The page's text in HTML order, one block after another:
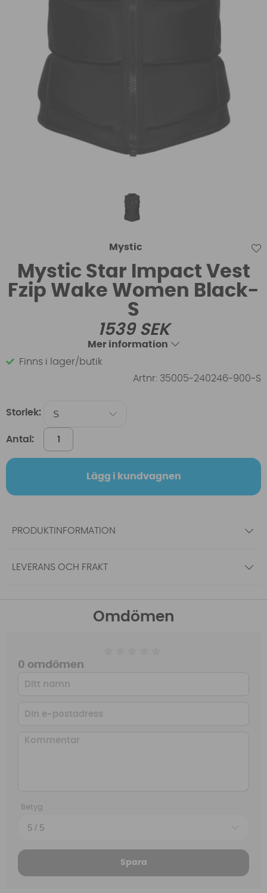
Mystic
Mystic Star Impact Vest
Fzip Wake Women Black-
S
1539SEK
Mer information
Finns i lager/butik
Artnr: 35005-240246-900-S
Storlek:
Antal:
Lägg i kundvagnen
PRODUKTINFORMATION
LEVERANS OCH FRAKT
Omdömen
0 omdömen
Betyg
Spara